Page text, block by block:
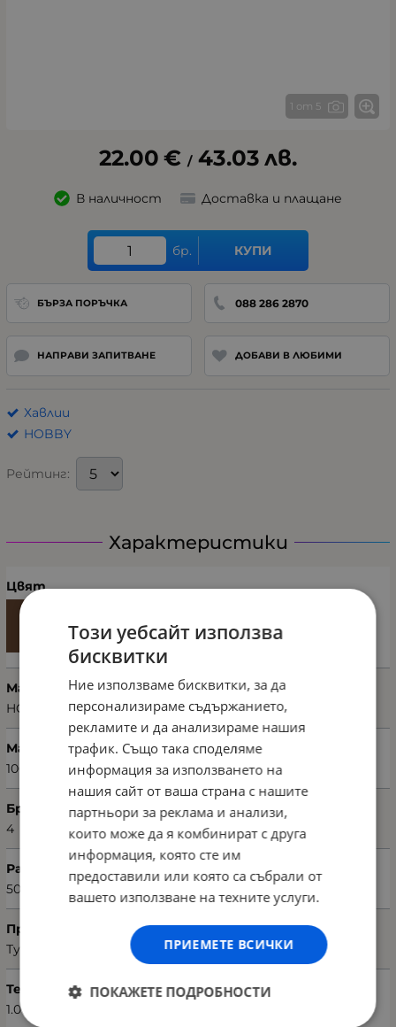
1 от 5
22.00 € / 43.03 лв.
В наличност Доставка и плащане
бр. КУПИ
БЪРЗА ПОРЪЧКА 088 286 2870
НАПРАВИ ЗАПИТВАНЕ ДОБАВИ В ЛЮБИМИ
Хавлии
HOBBY
Рейтинг:
Характеристики
Цвят
Марка
HOBBY
Материал
100% памук
Брой части
4
Размери хавлия (Ш х Д)
50 х 90 см
Произход
Турция
Тегло (кг.)
1.00
Този уебсайт използва
бисквитки
Ние използваме бисквитки, за да
персонализираме съдържанието,
рекламите и да анализираме нашия
трафик. Също така споделяме
информация за използването на
нашия сайт от ваша страна с нашите
партньори за реклама и анализи,
които може да я комбинират с друга
информация, която сте им
предоставили или която са събрали от
вашето използване на техните услуги.
ПРИЕМЕТЕ ВСИЧКИ
ПОКАЖЕТЕ ПОДРОБНОСТИ